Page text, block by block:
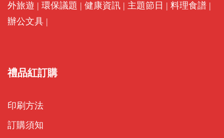
外旅遊 | 環保議題 | 健康資訊 | 主題節日 | 料理食譜 |
辦公文具 |
禮品紅訂購
印刷方法
訂購須知